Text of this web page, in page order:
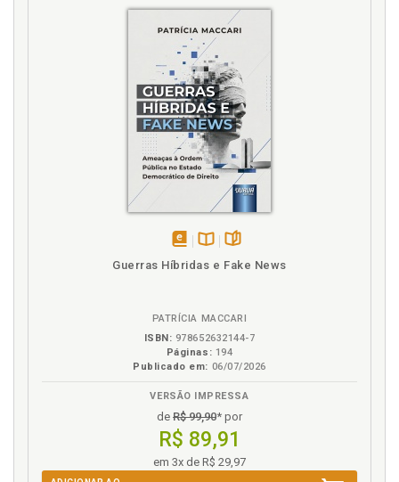
Usucapião. Requisitos essenciais. Decurso do tempo,
Usucapião. Requisitos essenciais. Posse qualificada,
disponívelDisponível
páginas
Guerras Híbridas e Fake News
PATRÍCIA MACCARI
ISBN: 978652632144-7
Páginas: 194
Publicado em: 06/07/2026
VERSÃO IMPRESSA
de R$ 99,90* por
R$ 89,91
em 3x de R$ 29,97